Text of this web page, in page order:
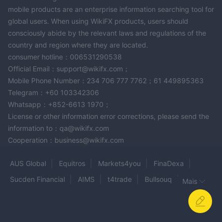
para começar a negociar em sua plataforma. Este valor é
obrigatório para todos os traders potenciais que desejam
utilizar seus serviços.
Pergunta: Posso usar a plataforma Yutip para negociar
com a TLC-Trader?
Resposta: Não, a plataforma Yutip, que é a plataforma de
negociação designada da TLC-Trader, está atualmente não
funcional e não pode ser usada para negociação. Esse
problema grave impede qualquer atividade de negociação
através da TLC-Trader.
Aviso de Risco
supervisão formal de autoridades reguladoras financeiras. Essa
falta de regulamentação pode expor os clientes a riscos
aumentados, incluindo possíveis problemas com transparência,
integridade operacional e segurança dos fundos dos clientes.
mobile products are an enterprise information searching tool for
global users. When using WikiFX products, users should
consciously abide by the relevant laws and regulations of the
country and region where they are located.
consumer hotline：006531290538
Official Email：support@wikifx.com；
Mobile Phone Number：234 706 777 7762；61 449895363
Telegram：+60 103342306
Whatsapp：+852-6613 1970；
License or other information error corrections, please send the
information to：qa@wikifx.com
Cooperation：business@wikifx.com
AUS Global Equitros Markets4you
FinaDexa
Sucden Financial
AIMS t4trade
Bullsouq
Mais